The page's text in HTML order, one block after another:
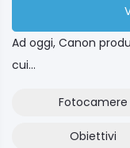
Ad oggi, Canon
cui...
Fotocamere
Obiettivi